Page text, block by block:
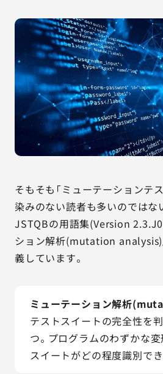
そもそも「ミューテーションテ
染みのない読者も多いのではな
JSTQBの用語集(Version 2.3.J01
ション解析(mutation analysis)
義しています。
ミューテーション解析
テストスイートの完全性を
つ。プログラムのわずかな変
スイートがどの程度識別で